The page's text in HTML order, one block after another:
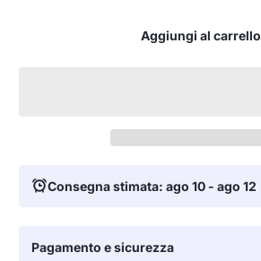
Aggiungi al carrello
Consegna stimata: ago 10 - ago 12
Pagamento e sicurezza